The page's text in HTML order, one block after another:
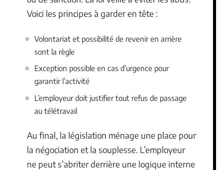
Voici les principes à garder en tête :
Volontariat et possibilité de revenir en arrière
sont la règle
Exception possible en cas d’urgence pour
garantir l’activité
L’employeur doit justifier tout refus de passage
au télétravail
Au final, la législation ménage une place pour
la négociation et la souplesse. L’employeur
ne peut s’abriter derrière une logique interne